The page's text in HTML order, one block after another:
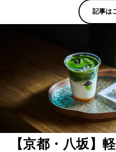
記事は
【京都・八坂】